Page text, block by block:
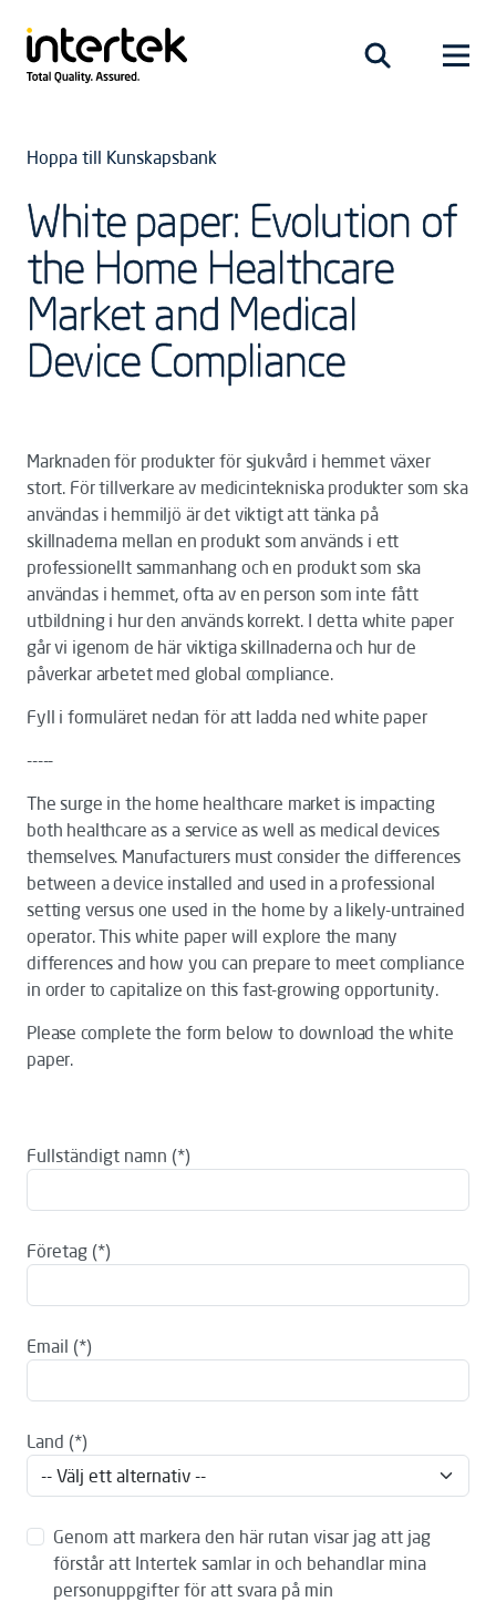
Hoppa till Kunskapsbank
White paper: Evolution of
the Home Healthcare
Market and Medical
Device Compliance
Marknaden för produkter för sjukvård i hemmet växer
stort. För tillverkare av medicintekniska produkter som ska
användas i hemmiljö är det viktigt att tänka på
skillnaderna mellan en produkt som används i ett
professionellt sammanhang och en produkt som ska
användas i hemmet, ofta av en person som inte fått
utbildning i hur den används korrekt. I detta white paper
går vi igenom de här viktiga skillnaderna och hur de
påverkar arbetet med global compliance.
Fyll i formuläret nedan för att ladda ned white paper
-----
The surge in the home healthcare market is impacting
both healthcare as a service as well as medical devices
themselves. Manufacturers must consider the differences
between a device installed and used in a professional
setting versus one used in the home by a likely-untrained
operator. This white paper will explore the many
differences and how you can prepare to meet compliance
in order to capitalize on this fast-growing opportunity.
Please complete the form below to download the white
paper.
Fullständigt namn
Företag
Email
Land
Genom att markera den här rutan visar jag att jag
förstår att Intertek samlar in och behandlar mina
personuppgifter för att svara på min